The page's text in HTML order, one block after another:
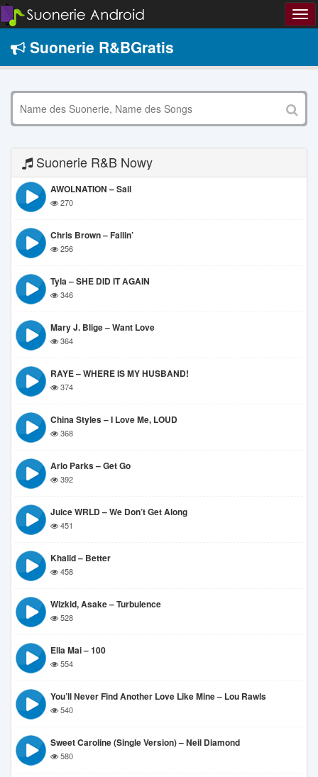
Suonerie R&BGratis
Suonerie R&B Nowy
AWOLNATION – Sail
270
Chris Brown – Fallin’
256
Tyla – SHE DID IT AGAIN
346
Mary J. Blige – Want Love
364
RAYE – WHERE IS MY HUSBAND!
374
China Styles – I Love Me, LOUD
368
Arlo Parks – Get Go
392
Juice WRLD – We Don’t Get Along
451
Khalid – Better
458
Wizkid, Asake – Turbulence
528
Ella Mai – 100
554
You’ll Never Find Another Love Like Mine – Lou Rawls
540
Sweet Caroline (Single Version) – Neil Diamond
580